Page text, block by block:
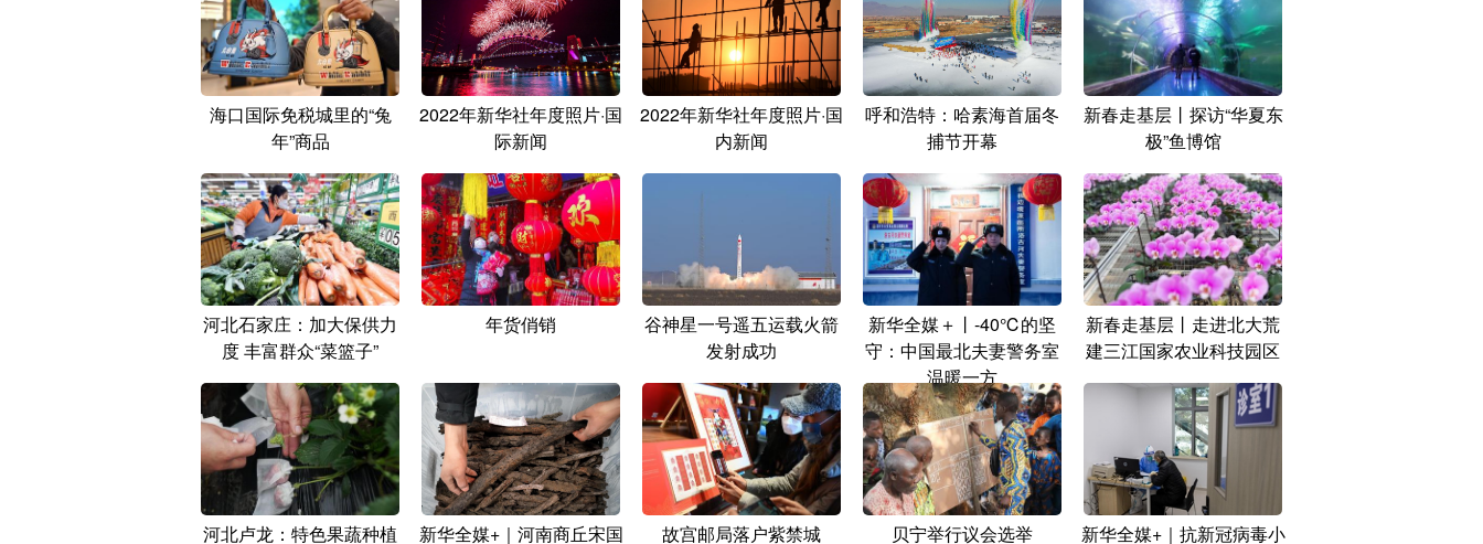
海口国际免税城里的“兔
年”商品
2022年新华社年度照片·国
际新闻
2022年新华社年度照片·国
内新闻
呼和浩特：哈素海首届冬
捕节开幕
新春走基层丨探访“华夏东
极”鱼博馆
河北石家庄：加大保供力
度 丰富群众“菜篮子”
年货俏销
谷神星一号遥五运载火箭
发射成功
新华全媒＋丨-40℃的坚
守：中国最北夫妻警务室
温暖一方
新春走基层丨走进北大荒
建三江国家农业科技园区
河北卢龙：特色果蔬种植 新华全媒+｜河南商丘宋国 故宫邮局落户紫禁城 贝宁举行议会选举 新华全媒+｜抗新冠病毒小